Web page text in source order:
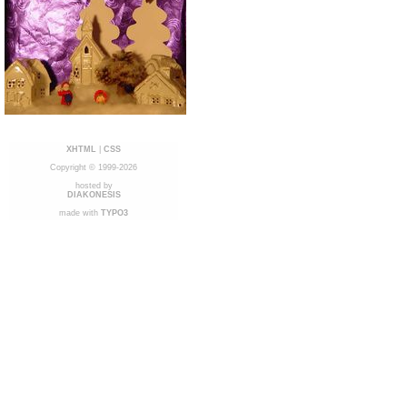
XHTML
CSS
Copyright © 1999-2026
hosted by
DIAKONESIS
made with TYPO3